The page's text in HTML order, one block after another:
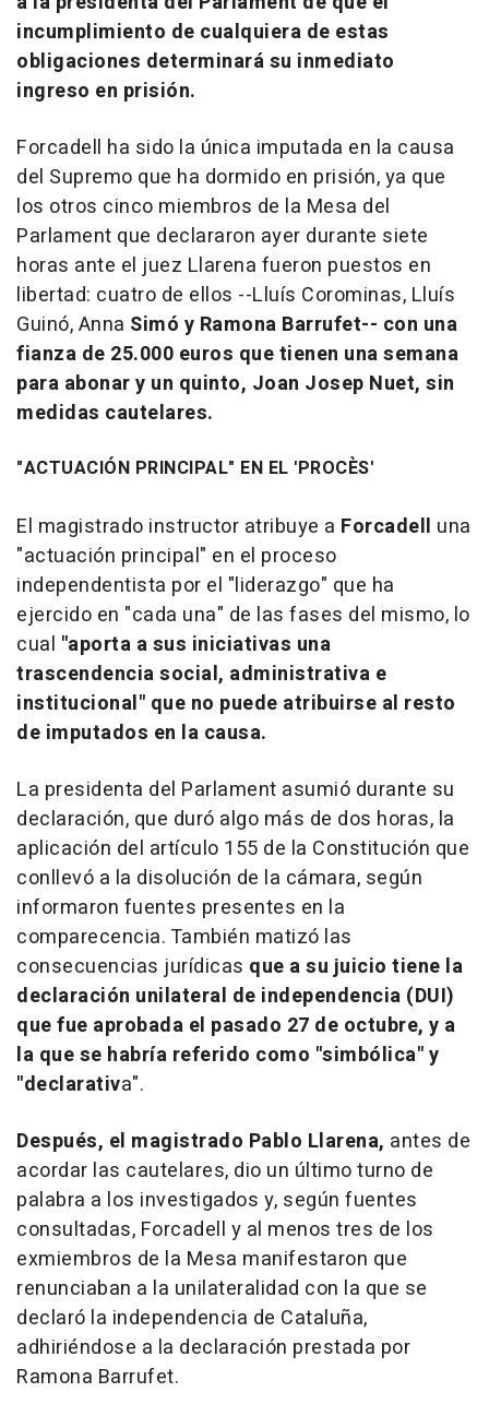
incumplimiento de cualquiera de estas
obligaciones determinará su inmediato
ingreso en prisión.
Forcadell ha sido la única imputada en la causa
del Supremo que ha dormido en prisión, ya que
los otros cinco miembros de la Mesa del
Parlament que declararon ayer durante siete
horas ante el juez Llarena fueron puestos en
libertad: cuatro de ellos --Lluís Corominas, Lluís
Guinó, Anna Simó y Ramona Barrufet-- con una
fianza de 25.000 euros que tienen una semana
para abonar y un quinto, Joan Josep Nuet, sin
medidas cautelares.
"ACTUACIÓN PRINCIPAL" EN EL 'PROCÈS'
El magistrado instructor atribuye a Forcadell una
"actuación principal" en el proceso
independentista por el "liderazgo" que ha
ejercido en "cada una" de las fases del mismo, lo
cual "aporta a sus iniciativas una
trascendencia social, administrativa e
institucional" que no puede atribuirse al resto
de imputados en la causa.
La presidenta del Parlament asumió durante su
declaración, que duró algo más de dos horas, la
aplicación del artículo 155 de la Constitución que
conllevó a la disolución de la cámara, según
informaron fuentes presentes en la
comparecencia. También matizó las
consecuencias jurídicas que a su juicio tiene la
declaración unilateral de independencia (DUI)
que fue aprobada el pasado 27 de octubre, y a
la que se habría referido como "simbólica" y
"declarativa".
Después, el magistrado Pablo Llarena, antes de
acordar las cautelares, dio un último turno de
palabra a los investigados y, según fuentes
consultadas, Forcadell y al menos tres de los
exmiembros de la Mesa manifestaron que
renunciaban a la unilateralidad con la que se
declaró la independencia de Cataluña,
adhiriéndose a la declaración prestada por
Ramona Barrufet.